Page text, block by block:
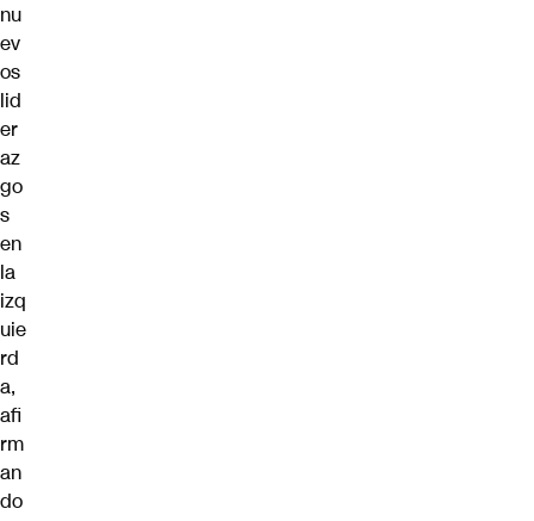
nu
ev
os
lid
er
az
go
s
en
la
izq
uie
rd
a,
afi
rm
an
do